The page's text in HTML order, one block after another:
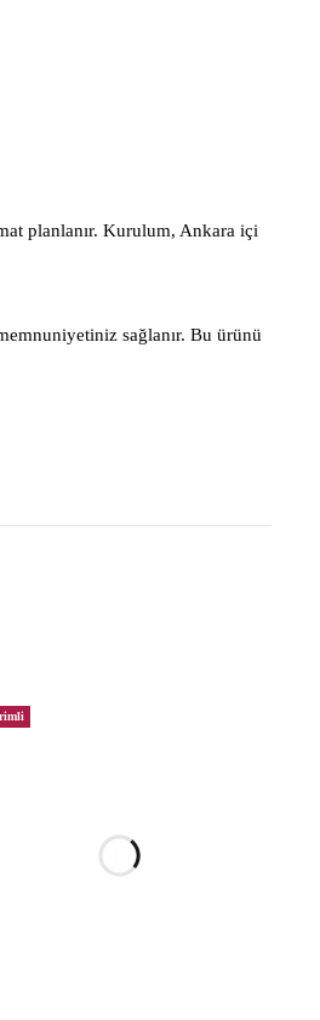
planlanır. Kurulum, Ankara içi
sağlanır. Bu ürünü